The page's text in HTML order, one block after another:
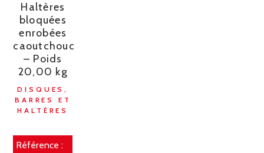
Haltères
bloquées
enrobées
caoutchouc
– Poids
20,00 kg
DISQUES,
BARRES ET
HALTÈRES
Référence :